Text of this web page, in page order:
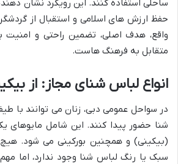
ساحلی استفاده کنند. این رویکرد نشان
حفظ ارزش های اسلامی و استقبال از
واقع، هدف اصلی، تضمین راحتی و امنیت
متقابل به فرهنگ هاست.
انواع لباس شنای مجاز: از
در سواحل عمومی دبی، زنان می توانند با
شنا حضور پیدا کنند. این شامل مایوهای
(بیکینی) و همچنین بورکینی می شود.
سبک یا رنگ لباس شنا وجود ندارد، اما